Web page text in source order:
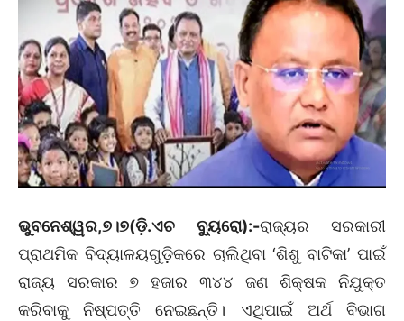
ଭୁବନେଶ୍ୱର,୭।୭(ଡ଼ି.ଏଚ ବ୍ୟୁରୋ):-ରାଜ୍ୟର ସରକାରୀ
ପ୍ରାଥମିକ ବିଦ୍ୟାଳୟଗୁଡ଼ିକରେ ଚାଲିଥିବା ‘ଶିଶୁ ବାଟିକା’ ପାଇଁ
ରାଜ୍ୟ ସରକାର ୭ ହଜାର ୩୪୪ ଜଣ ଶିକ୍ଷକ ନିଯୁକ୍ତ
କରିବାକୁ ନିଷ୍ପତ୍ତି ନେଇଛନ୍ତି। ଏଥିପାଇଁ ଅର୍ଥ ବିଭାଗ